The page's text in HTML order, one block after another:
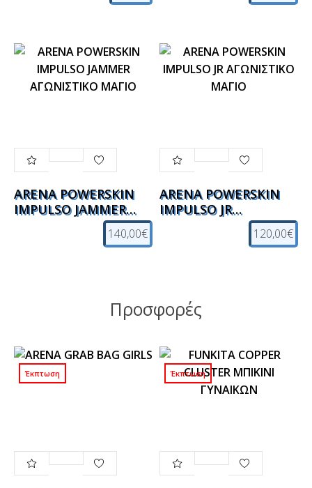
ARENA POWERSKIN
IMPULSO JAMMER
ΑΓΩΝΙΣΤΙΚΟ ΜΑΓΙΟ
140,00€
ARENA POWERSKIN
IMPULSO JR
ΑΓΩΝΙΣΤΙΚΟ ΜΑΓΙΟ
120,00€
Προσφορές
Έκπτωση Έκπτωση